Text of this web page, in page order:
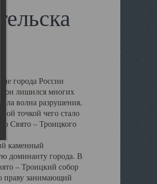
города России
он лишился многих
волна разрушения,
точкой чего стало
Свято – Троицкого
каменный
доминанту города. В
– Троицкий собор
праву занимающий